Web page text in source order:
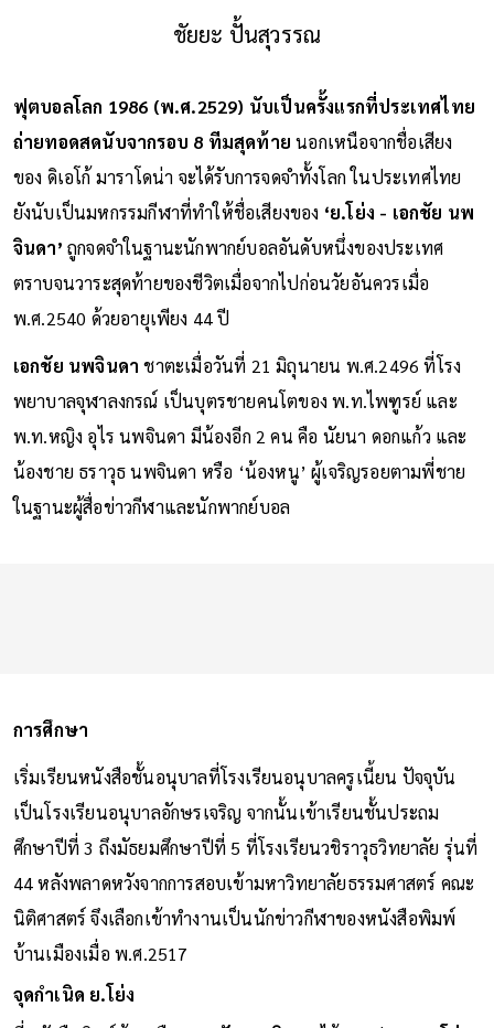
ชัยยะ ปั้นสุวรรณ
ฟุตบอลโลก 1986 (พ.ศ.2529) นับเป็นครั้งแรกที่ประเทศไทย
ถ่ายทอดสดนับจากรอบ 8 ทีมสุดท้าย นอกเหนือจากชื่อเสียง
ของ ดิเอโก้ มาราโดน่า จะได้รับการจดจำทั้งโลก ในประเทศไทย
ยังนับเป็นมหกรรมกีฬาที่ทำให้ชื่อเสียงของ ‘ย.โย่ง - เอกชัย นพ
จินดา’ ถูกจดจำในฐานะนักพากย์บอลอันดับหนึ่งของประเทศ
ตราบจนวาระสุดท้ายของชีวิตเมื่อจากไปก่อนวัยอันควรเมื่อ
พ.ศ.2540 ด้วยอายุเพียง 44 ปี
เอกชัย นพจินดา ชาตะเมื่อวันที่ 21 มิถุนายน พ.ศ.2496 ที่โรง
พยาบาลจุฬาลงกรณ์ เป็นบุตรชายคนโตของ พ.ท.ไพฑูรย์ และ
พ.ท.หญิง อุไร นพจินดา มีน้องอีก 2 คน คือ นัยนา ดอกแก้ว และ
น้องชาย ธราวุธ นพจินดา หรือ ‘น้องหนู’ ผู้เจริญรอยตามพี่ชาย
ในฐานะผู้สื่อข่าวกีฬาและนักพากย์บอล
การศึกษา
เริ่มเรียนหนังสือชั้นอนุบาลที่โรงเรียนอนุบาลครูเนี้ยน ปัจจุบัน
เป็นโรงเรียนอนุบาลอักษรเจริญ จากนั้นเข้าเรียนชั้นประถม
ศึกษาปีที่ 3 ถึงมัธยมศึกษาปีที่ 5 ที่โรงเรียนวชิราวุธวิทยาลัย รุ่นที่
44 หลังพลาดหวังจากการสอบเข้ามหาวิทยาลัยธรรมศาสตร์ คณะ
นิติศาสตร์ จึงเลือกเข้าทำงานเป็นนักข่าวกีฬาของหนังสือพิมพ์
บ้านเมืองเมื่อ พ.ศ.2517
จุดกำเนิด ย.โย่ง